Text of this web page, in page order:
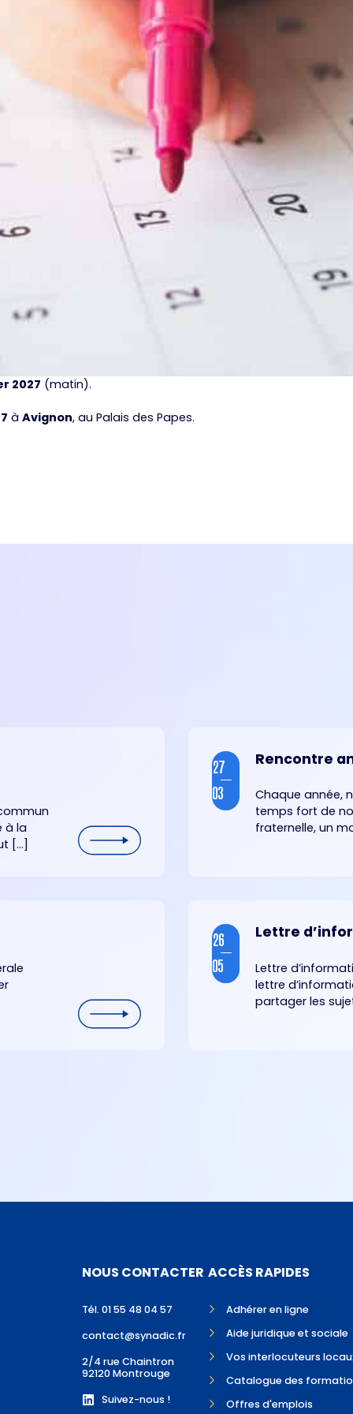
2027 (matin).
à Avignon, au Palais des Papes.
à la
[...]
27
03
Rencontre
Chaque année,
temps fort de
fraternelle, un
26
05
Lettre
Lettre
lettre
partager les
NOUS CONTACTER
Tél. 01 55 48 04 57
contact@synadic.fr
2/4 rue Chaintron
92120 Montrouge
Suivez-nous !
ACCÈS RAPIDES
Adhérer en ligne
Aide juridique et sociale
Vos interlocuteurs
Catalogue des
Offres d'emplois